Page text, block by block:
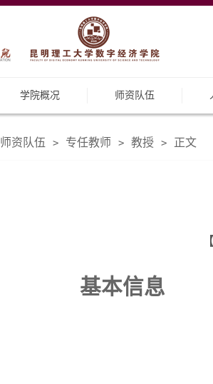
学院概况 师资队伍
师资队伍 > 专任教师 > 教授 > 正文
基本信息